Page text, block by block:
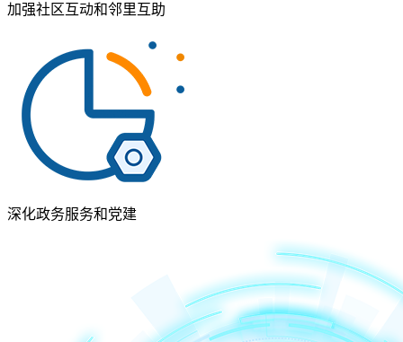
加强社区互动和邻里互助
深化政务服务和党建